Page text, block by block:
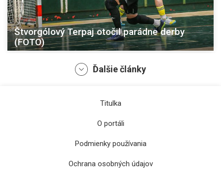
Štvorgólový Terpaj otočil parádne derby
(FOTO)
Ďalšie články
Titulka
O portáli
Podmienky používania
Ochrana osobných údajov